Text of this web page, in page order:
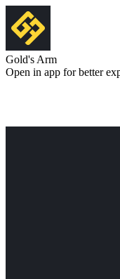
Gold's Arm
Open in app for better